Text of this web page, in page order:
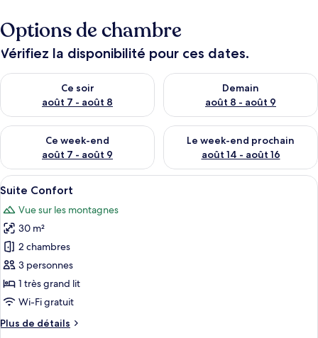
Options de chambre
Vérifiez la disponibilité pour ces dates.
Ce soir
août 7 - août 8
Vérifier la disponibilité pour ce soir août 7 - août 8
Demain
août 8 - août 9
Vérifier la disponibilité pour
Ce week-end
août 7 - août 9
Vérifier la disponibilité pour ce week-end août 7 - août 9
Le week-end prochain
août 14 - août 16
Vérifier la disponibilité pour
Afficher
toutes
les
photos
pour
ce
type
de
chambre :
Suite
Une chambre à coucher avec un lit,
9
Suite Confort
Vue sur les montagnes
30 m²
2 chambres
3 personnes
1 très grand lit
Wi-Fi gratuit
Plus de détails
Plus